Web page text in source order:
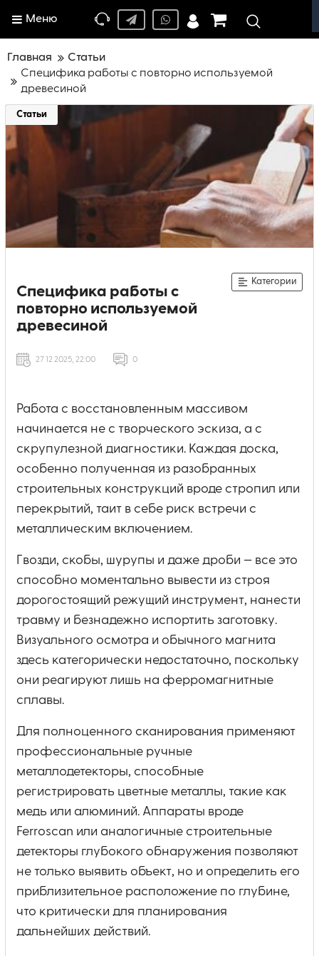
Меню
Главная
Статьи
Специфика работы с повторно используемой
древесиной
Статьи
Специфика работы с
повторно используемой
древесиной
Категории
27 12 2025, 22:00 0
Работа с восстановленным массивом
начинается не с творческого эскиза, а с
скрупулезной диагностики. Каждая доска,
особенно полученная из разобранных
строительных конструкций вроде стропил или
перекрытий, таит в себе риск встречи с
металлическим включением.
Гвозди, скобы, шурупы и даже дроби — все это
способно моментально вывести из строя
дорогостоящий режущий инструмент, нанести
травму и безнадежно испортить заготовку.
Визуального осмотра и обычного магнита
здесь категорически недостаточно, поскольку
они реагируют лишь на ферромагнитные
сплавы.
Для полноценного сканирования применяют
профессиональные ручные
металлодетекторы, способные
регистрировать цветные металлы, такие как
медь или алюминий. Аппараты вроде
Ferroscan или аналогичные строительные
детекторы глубокого обнаружения позволяют
не только выявить объект, но и определить его
приблизительное расположение по глубине,
что критически для планирования
дальнейших действий.